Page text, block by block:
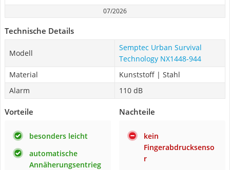
07/2026
Technische Details
Modell
Semptec Urban Survival
Technology NX1448-944
Material
Kunststoff | Stahl
Alarm
110 dB
Vorteile
besonders leicht
automatische
Annäherungsentrieg
Nachteile
kein
Fingerabdrucksenso
r